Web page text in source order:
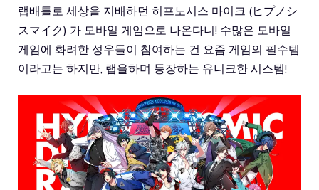
랩배틀로 세상을 지배하던 히프노시스 마이크 (ヒプノシ
スマイク) 가 모바일 게임으로 나온다니! 수많은 모바일
게임에 화려한 성우들이 참여하는 건 요즘 게임의 필수템
이라고는 하지만, 랩을하며 등장하는 유니크한 시스템!